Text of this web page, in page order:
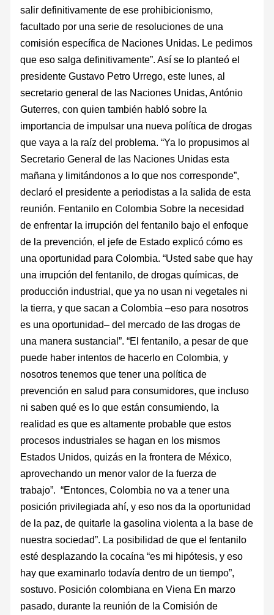
salir definitivamente de ese prohibicionismo,
facultado por una serie de resoluciones de una
comisión específica de Naciones Unidas. Le pedimos
que eso salga definitivamente”. Así se lo planteó el
presidente Gustavo Petro Urrego, este lunes, al
secretario general de las Naciones Unidas, António
Guterres, con quien también habló sobre la
importancia de impulsar una nueva política de drogas
que vaya a la raíz del problema. “Ya lo propusimos al
Secretario General de las Naciones Unidas esta
mañana y limitándonos a lo que nos corresponde”,
declaró el presidente a periodistas a la salida de esta
reunión. Fentanilo en Colombia Sobre la necesidad
de enfrentar la irrupción del fentanilo bajo el enfoque
de la prevención, el jefe de Estado explicó cómo es
una oportunidad para Colombia. “Usted sabe que hay
una irrupción del fentanilo, de drogas químicas, de
producción industrial, que ya no usan ni vegetales ni
la tierra, y que sacan a Colombia –eso para nosotros
es una oportunidad– del mercado de las drogas de
una manera sustancial”. “El fentanilo, a pesar de que
puede haber intentos de hacerlo en Colombia, y
nosotros tenemos que tener una política de
prevención en salud para consumidores, que incluso
ni saben qué es lo que están consumiendo, la
realidad es que es altamente probable que estos
procesos industriales se hagan en los mismos
Estados Unidos, quizás en la frontera de México,
aprovechando un menor valor de la fuerza de
trabajo”. “Entonces, Colombia no va a tener una
posición privilegiada ahí, y eso nos da la oportunidad
de la paz, de quitarle la gasolina violenta a la base de
nuestra sociedad”. La posibilidad de que el fentanilo
esté desplazando la cocaína “es mi hipótesis, y eso
hay que examinarlo todavía dentro de un tiempo”,
sostuvo. Posici​ón colombiana en Viena ​En marzo
pasado, durante la reunión de la Comisión de